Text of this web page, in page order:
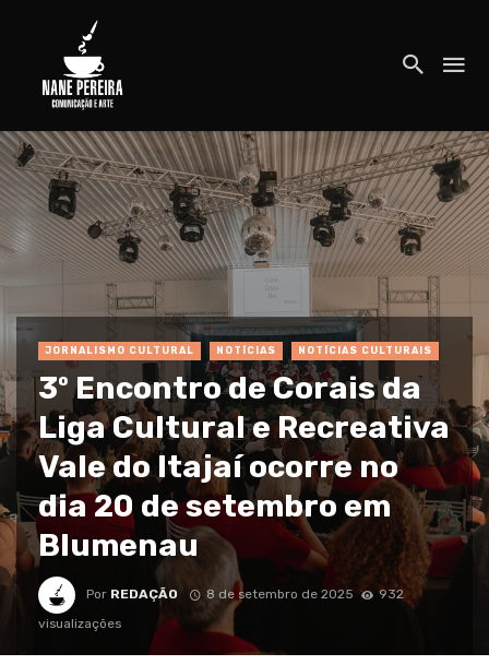
JORNALISMO CULTURAL NOTÍCIAS NOTÍCIAS CULTURAIS
3º Encontro de Corais da
Liga Cultural e Recreativa
Vale do Itajaí ocorre no
dia 20 de setembro em
Blumenau
Por REDAÇÃO 8 de setembro de 2025
932
visualizações